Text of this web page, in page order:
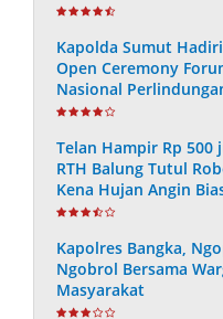
Kapolda Sumut Hadiri
Open Ceremony
Nasional
Anak ke-V Tahun 2022
Telan Hampir Rp 500
RTH Balung Tutul
Kena Hujan Angin
Kapolres Bangka,
Ngobrol Bersama
Masyarakat